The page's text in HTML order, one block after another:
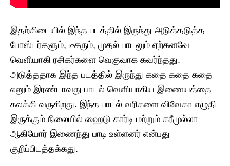
இதற்கிடையில் இந்த படத்தில் இருந்து அடுத்தடுத்த
போஸ்டர்களும், டீசரும், முதல் பாடலும் ஏற்கனவே
வெளியாகி ரசிகர்களை வெகுவாக கவர்ந்தது.
அடுத்ததாக இந்த படத்தில் இருந்து கதை கதை கதை
எனும் இரண்டாவது பாடல் வெளியாகிய இணையத்தை
கலக்கி வருகிறது. இந்த பாடல் வரிகளை விவேகா எழுதி
இருக்கும் நிலையில் ஹைடு கார்டி மற்றும் கரீமுல்லா
ஆகியோர் இணைந்து பாடி உள்ளனர் என்பது
குறிப்பிடத்தக்கது.